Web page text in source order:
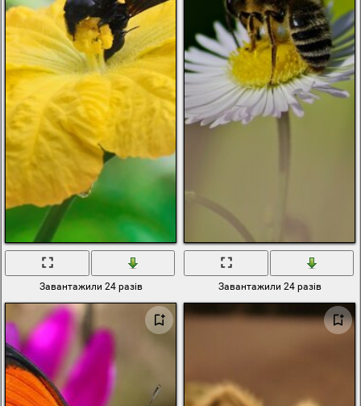
Завантажили 24 разів Завантажили 24 разів